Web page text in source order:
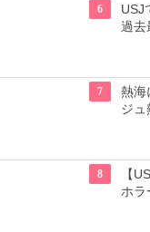
6
USJ
過去
7
熱海
ジュ
8
【
ホラ